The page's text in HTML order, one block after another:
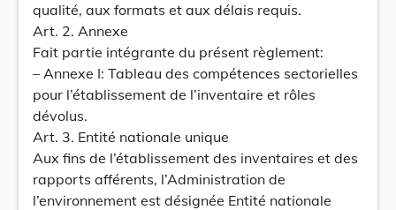
qualité, aux formats et aux délais requis.
Art. 2. Annexe
Fait partie intégrante du présent règlement:
– Annexe I: Tableau des compétences sectorielles
pour l’établissement de l’inventaire et rôles
dévolus.
Art. 3. Entité nationale unique
Aux fins de l’établissement des inventaires et des
rapports afférents, l’Administration de
l’environnement est désignée Entité nationale